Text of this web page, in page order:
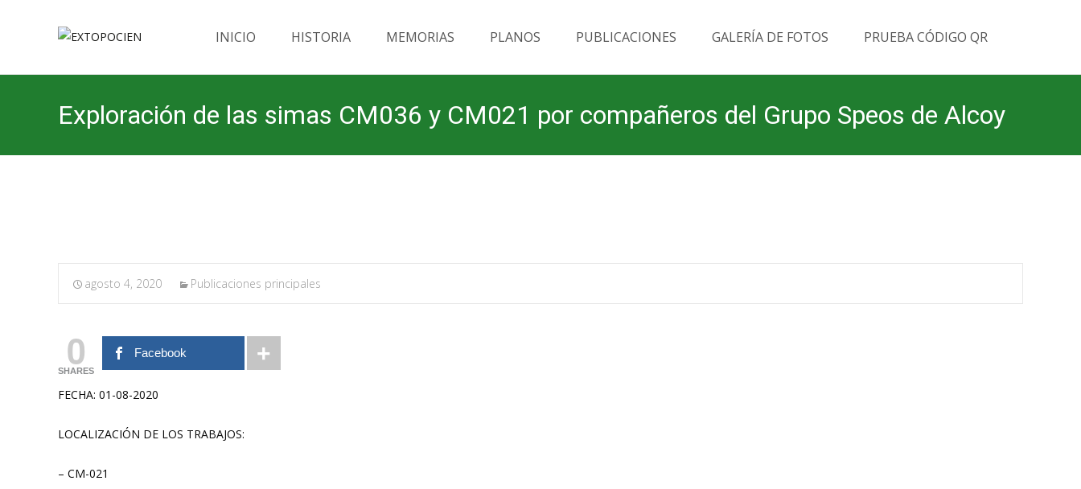
INICIO HISTORIA MEMORIAS PLANOS PUBLICACIONES GALERÍA DE FOTOS PRUEBA CÓDIGO QR
Exploración de las simas CM036 y CM021 por compañeros del Grupo Speos de Alcoy
agosto 4, 2020 Publicaciones principales
0
SHARES
Facebook
FECHA: 01-08-2020
LOCALIZACIÓN DE LOS TRABAJOS:
– CM-021